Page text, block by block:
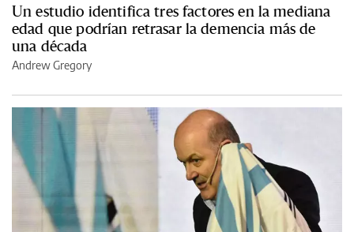
Un estudio identifica tres factores en la mediana
edad que podrían retrasar la demencia más de
una década
Andrew Gregory